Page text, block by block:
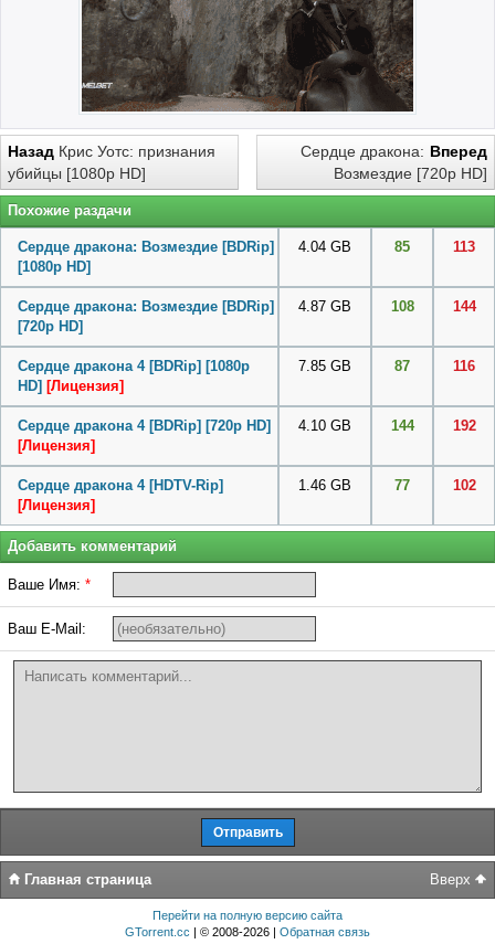
Назад Крис Уотс: признания
убийцы [1080p HD]
Вперед
Сердце дракона:
Возмездие [720p HD]
Похожие раздачи
Сердце дракона: Возмездие [BDRip]
[1080p HD]
4.04 GB 85 113
Сердце дракона: Возмездие [BDRip]
[720p HD]
4.87 GB 108 144
Сердце дракона 4 [BDRip] [1080p
HD] [Лицензия]
7.85 GB 87 116
Сердце дракона 4 [BDRip] [720p HD]
[Лицензия]
4.10 GB 144 192
Сердце дракона 4 [HDTV-Rip]
[Лицензия]
1.46 GB 77 102
Добавить комментарий
Ваше Имя: *
Ваш E-Mail:
Вверх
Главная страница
Перейти на полную версию сайта
GTorrent.cc | © 2008-2026 | Обратная связь